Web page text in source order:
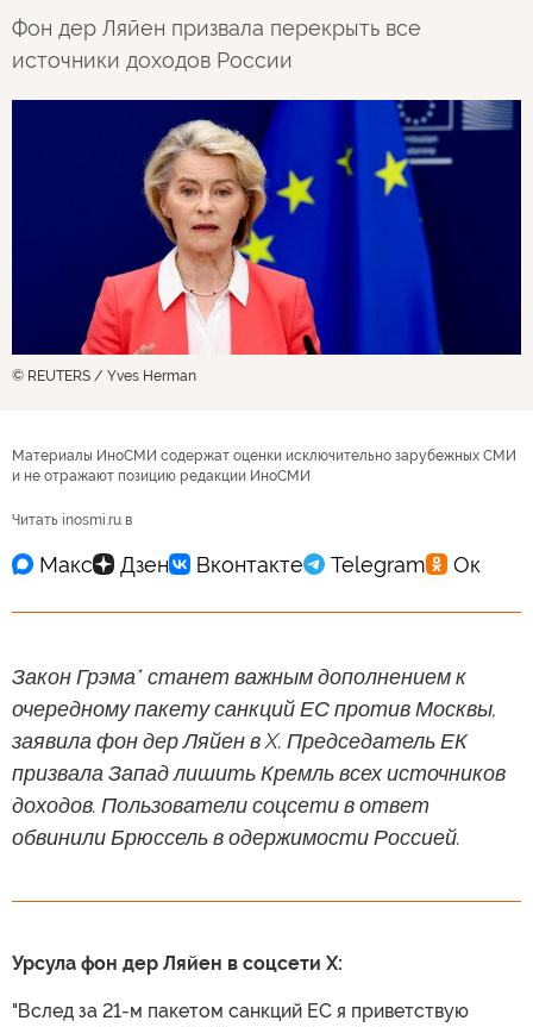
Фон дер Ляйен призвала перекрыть все
источники доходов России
© REUTERS / Yves Herman
Материалы ИноСМИ содержат оценки исключительно зарубежных СМИ
и не отражают позицию редакции ИноСМИ
Читать inosmi.ru в
Закон Грэма* станет важным дополнением к
очередному пакету санкций ЕС против Москвы,
заявила фон дер Ляйен в X. Председатель ЕК
призвала Запад лишить Кремль всех источников
доходов. Пользователи соцсети в ответ
обвинили Брюссель в одержимости Россией.
Урсула фон дер Ляйен в соцсети X:
"Вслед за 21-м пакетом санкций ЕС я приветствую